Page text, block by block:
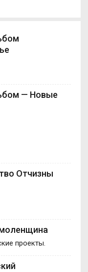
— Новые
Отчизны
проекты.